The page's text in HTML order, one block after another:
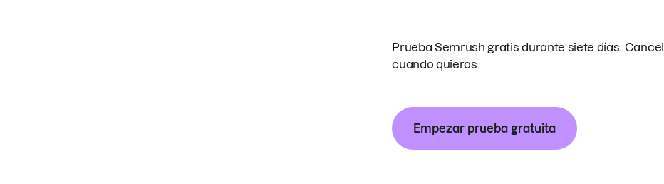
Prueba Semrush gratis durante siete días.
cuando quieras.
Empezar prueba gratuita